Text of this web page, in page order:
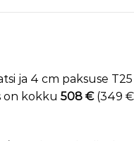
ja 4 cm paksuse
on kokku 508 €(349 €